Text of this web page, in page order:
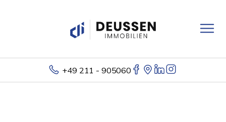
+49 211 - 905060